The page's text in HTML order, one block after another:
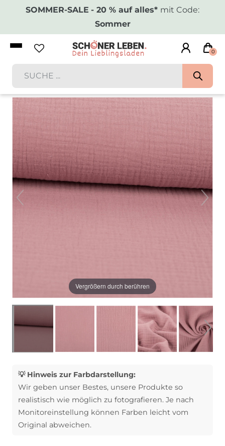
SOMMER-SALE - 20 % auf alles* mit Code:
Sommer
0
Vergrößern durch berühren
💡 Hinweis zur Farbdarstellung:
Wir geben unser Bestes, unsere Produkte so
realistisch wie möglich zu fotografieren. Je nach
Monitoreinstellung können Farben leicht vom
Original abweichen.